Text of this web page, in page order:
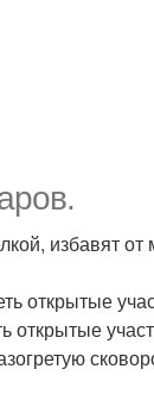
избавят
открытые